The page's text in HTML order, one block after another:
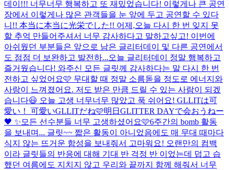
데이!!! 너무너무 행복하고 또 재밌었습니다! 이렇게나 큰 공연
장에서 이렇게나 많은 관객들을 눈 앞에 두고 공연할 수 있다
니!! 本当に本当に光栄でした!! 어제,오늘 다시 한 번 잊지 못
할 추억 만들어주셔서 너무 감사하다고 말하고싶고! 이번에
아쉬웠던 부분들은 앞으로 남은 글리터데이 및 다른 공연에서
도 점점 더 보완하고 발전하...오늘 글리터데이 정말 행복하고
즐거웠습니다! 와주신 모든 글릿께 감사하다는 말 다시 한 번
전하고 싶었어요🩷 무대할 때 정말 소름돋을 정도로 에너지와
사랑이 느껴졌어요. 저도 받은 만큼 드릴 수 있는 사람이 되겠
습니다😃 오늘 고생 너무너무 많았고 푹 쉬어요! GLLITは可
愛い！ 可愛いGLLITだね🩷明日GLITTER DAYで会おうねー
🖤 ✨ 모든 선수분들 너무 고생하셨어요🩷6주간의 bomb 활동
을 보내며... 글릿~~ 짧은 활동이 아니었음에도 매 무대 때마다
식지 않는 뜨거운 함성을 보내줘서 고마워요! 오랜만의 컴백
이라 글릿들의 반응에 대해 기대 반 걱정 반 이었는데 덥고 습
했던 여름에도 지치지 않고 우리와 끝까지 함께 해줘서 너무